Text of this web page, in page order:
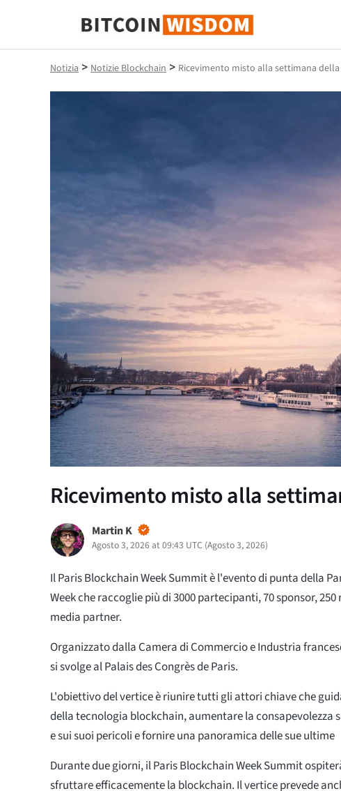
Saggezza Bitcoin
Notizia > Notizie Blockchain > Ricevimento misto alla settimana
Ricevimento misto alla
Martin K
Agosto 3, 2026 at 09:43 UTC (Agosto 3, 2026)
Il Paris Blockchain Week Summit è l'evento di punta della
Week che raccoglie più di 3000 partecipanti, 70 sponsor, 250
media partner.
Organizzato dalla Camera di Commercio e Industria
si svolge al Palais des Congrès de Paris.
L'obiettivo del vertice è riunire tutti gli attori chiave che
della tecnologia blockchain, aumentare la consapevolezza
e sui suoi pericoli e fornire una panoramica delle sue ultime
Durante due giorni, il Paris Blockchain Week Summit
sfruttare efficacemente la blockchain. Il vertice prevede